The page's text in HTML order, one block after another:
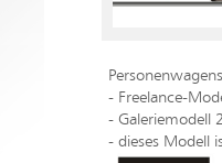
- Freelance-
- Galeriemodell
- dieses Modell